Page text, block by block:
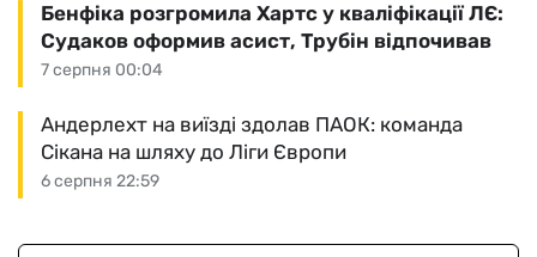
7 серпня 00:04
Бенфіка розгромила Хартс у кваліфікації ЛЄ:
Судаков оформив асист, Трубін відпочивав
6 серпня 22:59
Андерлехт на виїзді здолав ПАОК: команда
Сікана на шляху до Ліги Європи